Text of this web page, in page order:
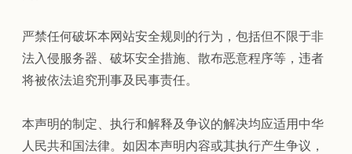
严禁任何破坏本网站安全规则的行为，包括但不限于非
法入侵服务器、破坏安全措施、散布恶意程序等，违者
将被依法追究刑事及民事责任。
本声明的制定、执行和解释及争议的解决均应适用中华
人民共和国法律。如因本声明内容或其执行产生争议，